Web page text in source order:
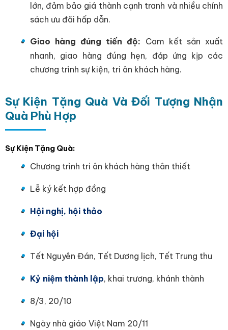
lớn, đảm bảo giá thành cạnh tranh và nhiều chính
sách ưu đãi hấp dẫn.
Giao hàng đúng tiến độ: Cam kết sản xuất
nhanh, giao hàng đúng hẹn, đáp ứng kịp các
chương trình sự kiện, tri ân khách hàng.
Sự Kiện Tặng Quà Và Đối Tượng Nhận
Quà Phù Hợp
Sự Kiện Tặng Quà:
Chương trình tri ân khách hàng thân thiết
Lễ ký kết hợp đồng
Hội nghị, hội thảo
Đại hội
Tết Nguyên Đán, Tết Dương lịch, Tết Trung thu
Kỷ niệm thành lập, khai trương, khánh thành
8/3, 20/10
Ngày nhà giáo Việt Nam 20/11